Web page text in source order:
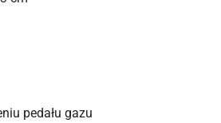
pedału gazu